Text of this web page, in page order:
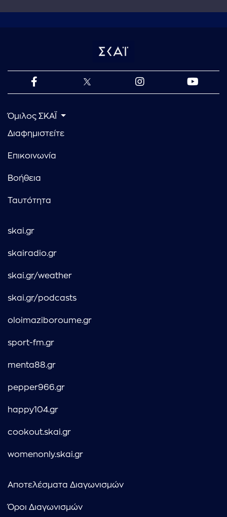
Όμιλος ΣΚΑΪ
Διαφημιστείτε
Επικοινωνία
Βοήθεια
Ταυτότητα
skai.gr
skairadio.gr
skai.gr/weather
skai.gr/podcasts
oloimaziboroume.gr
sport-fm.gr
menta88.gr
pepper966.gr
happy104.gr
cookout.skai.gr
womenonly.skai.gr
Αποτελέσματα Διαγωνισμών
Όροι Διαγωνισμών